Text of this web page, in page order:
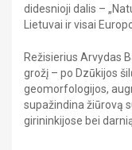
Nikitino
Didaktiniai
Dėlionės
Pratybų
Mokomieji
KLASĖS
GAUBLIAI
FILMAI
DALIJAMOJI MEDŽIAGA
KLASĖS REIKMENYS
PAPILDOMOS
didesnioji dalis –
Lietuvai ir visai
Režisierius Arvydas
grožį – po Dzūkijos
geomorfologijos,
supažindina žiūrovą
girininkijose bei